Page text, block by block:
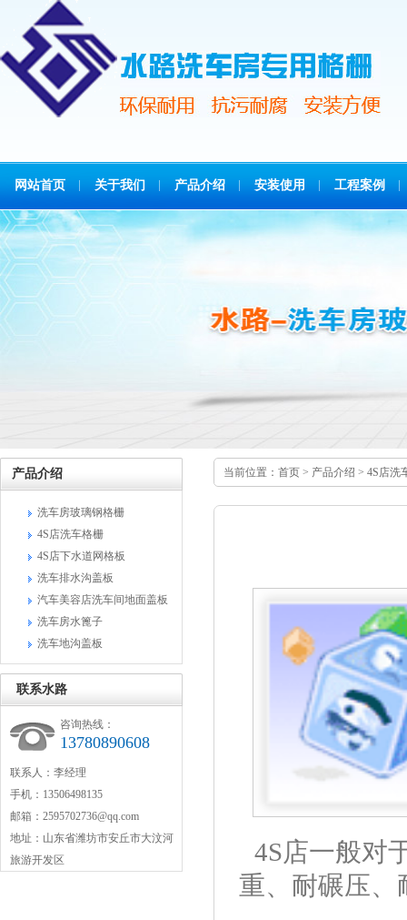
网站首页 关于我们 产品介绍 安装使用 工程案例
产品介绍
洗车房玻璃钢格栅
4S店洗车格栅
4S店下水道网格板
洗车排水沟盖板
汽车美容店洗车间地面盖板
洗车房水篦子
洗车地沟盖板
联系水路
咨询热线：
13780890608
联系人：李经理
手机：13506498135
邮箱：2595702736@qq.com
地址：山东省潍坊市安丘市大汶河
旅游开发区
当前位置： 首页 > 产品介绍 > 4S店洗
4S店一般对
重、耐碾压、